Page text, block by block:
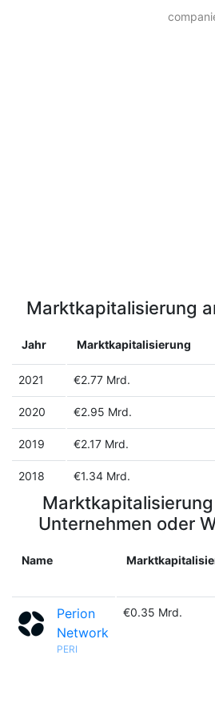
Marktkapitalisierung
Jahr Marktkapitalisierung
2021 €2.77 Mrd.
2020 €2.95 Mrd.
2019 €2.17 Mrd.
2018 €1.34 Mrd.
Unternehmen oder
Name
Perion
Network
PERI
€0.35 Mrd.